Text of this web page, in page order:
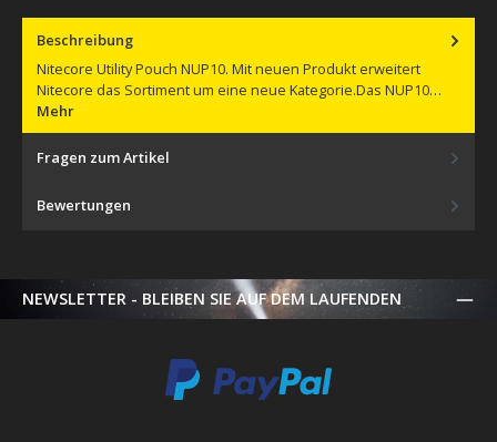
Beschreibung
Nitecore Utility Pouch NUP10. Mit neuen Produkt erweitert
Nitecore das Sortiment um eine neue Kategorie.Das NUP10…
Mehr
Fragen zum Artikel
Bewertungen
NEWSLETTER - BLEIBEN SIE AUF DEM LAUFENDEN